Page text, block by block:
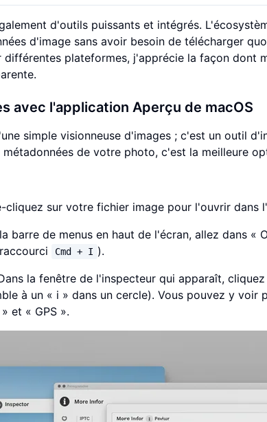
d'outils puissants et intégrés.
d'image sans avoir besoin de télécharger
différentes plateformes, j'apprécie la façon dont
avec l'application Aperçu de macOS
simple visionneuse d'images ; c'est un outil
de votre photo, c'est la meilleure
cliquez sur votre fichier image pour l'ouvrir dans
barre de menus en haut de l'écran, allez dans «
Cmd + I ).
la fenêtre de l'inspecteur qui apparaît,
à un « i » dans un cercle). Vous pouvez y voir
et « GPS ».